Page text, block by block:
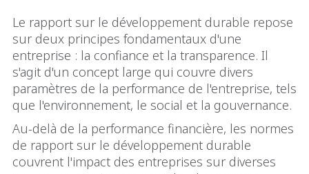
Le rapport sur le développement durable repose
sur deux principes fondamentaux d'une
entreprise : la confiance et la transparence. Il
s'agit d'un concept large qui couvre divers
paramètres de la performance de l'entreprise, tels
que l'environnement, le social et la gouvernance.
Au-delà de la performance financière, les normes
de rapport sur le développement durable
couvrent l'impact des entreprises sur diverses